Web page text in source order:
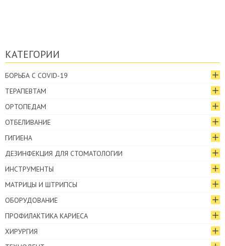
КАТЕГОРИИ
БОРЬБА С COVID-19
ТЕРАПЕВТАМ
ОРТОПЕДАМ
ОТБЕЛИВАНИЕ
ГИГИЕНА
ДЕЗИНФЕКЦИЯ ДЛЯ СТОМАТОЛОГИИ
ИНСТРУМЕНТЫ
МАТРИЦЫ И ШТРИПСЫ
ОБОРУДОВАНИЕ
ПРОФИЛАКТИКА КАРИЕСА
ХИРУРГИЯ